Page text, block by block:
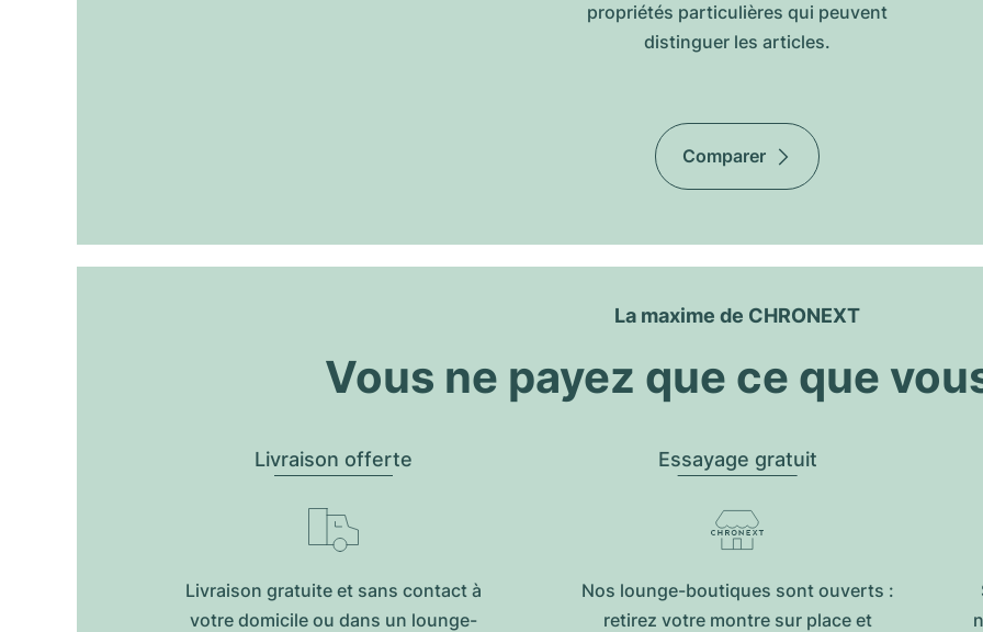
propriétés particulières qui peuvent
distinguer les articles.
Comparer
La maxime de CHRONEXT
Vous ne payez que ce que
Livraison offerte
Livraison gratuite et sans contact à
votre domicile ou dans un lounge-
Essayage gratuit
Nos lounge-boutiques sont ouverts :
retirez votre montre sur place et